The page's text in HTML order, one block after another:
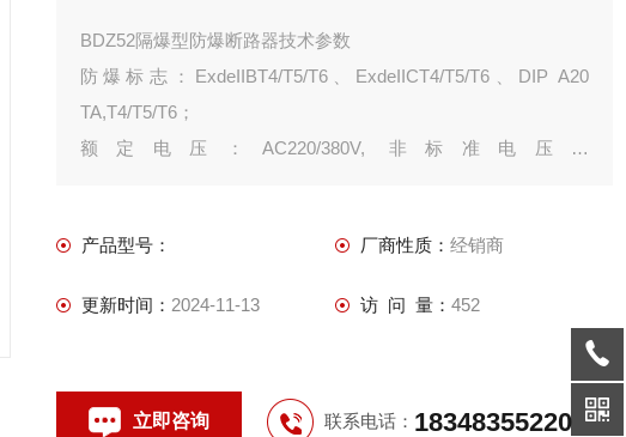
BDZ52隔爆型防爆断路器技术参数
防爆标志：ExdeIIBT4/T5/T6、ExdeIICT4/T5/T6、DIP A20
TA,T4/T5/T6；
额定电压：AC220/380V, 非标准电压：
防护等级：IP54/IP55/IP65；
螺纹规格：DN15-DN100/G1/2-G4寸
产品型号： 厂商性质： 经销商
更新时间： 2024-11-13 访 问 量： 452
立即咨询 联系电话： 18348355220